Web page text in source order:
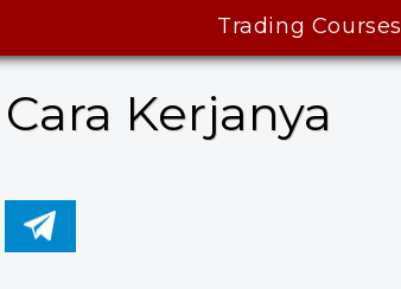
Trading Courses
Kerjanya